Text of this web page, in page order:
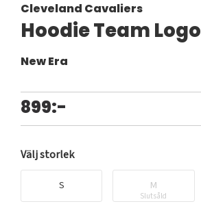
Cleveland Cavaliers
Hoodie Team Logo
New Era
899:-
Välj storlek
S M
Slutsåld